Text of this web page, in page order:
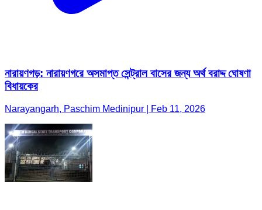
নারায়ণগড়: নারায়ণগরে অসমাপ্ত সেন্ট্রাল বাসের জন্য অর্থ বরাদ্দ ঘোষণা
বিধায়কের
Narayangarh, Paschim Medinipur | Feb 11, 2026